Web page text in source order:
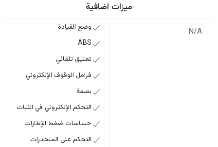
ميزات اضافية
N/A
وضع القيادة
ABS
تعليق تلقائي
فرامل الوقوف الإلكتروني
بصمة
التحكم الإلكتروني في الثبات
حساسات ضغط الإطارات
التحكم على المنحدرات